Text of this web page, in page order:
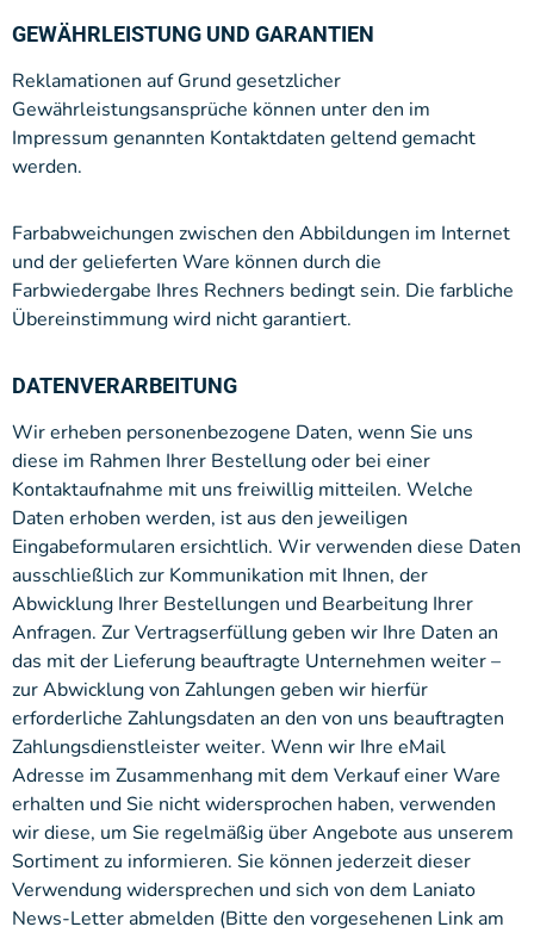
GEWÄHRLEISTUNG UND GARANTIEN
Reklamationen auf Grund gesetzlicher
Gewährleistungsansprüche können unter den im
Impressum genannten Kontaktdaten geltend gemacht
werden.
Farbabweichungen zwischen den Abbildungen im Internet
und der gelieferten Ware können durch die
Farbwiedergabe Ihres Rechners bedingt sein. Die farbliche
Übereinstimmung wird nicht garantiert.
DATENVERARBEITUNG
Wir erheben personenbezogene Daten, wenn Sie uns
diese im Rahmen Ihrer Bestellung oder bei einer
Kontaktaufnahme mit uns freiwillig mitteilen. Welche
Daten erhoben werden, ist aus den jeweiligen
Eingabeformularen ersichtlich. Wir verwenden diese Daten
ausschließlich zur Kommunikation mit Ihnen, der
Abwicklung Ihrer Bestellungen und Bearbeitung Ihrer
Anfragen. Zur Vertragserfüllung geben wir Ihre Daten an
das mit der Lieferung beauftragte Unternehmen weiter –
zur Abwicklung von Zahlungen geben wir hierfür
erforderliche Zahlungsdaten an den von uns beauftragten
Zahlungsdienstleister weiter. Wenn wir Ihre eMail
Adresse im Zusammenhang mit dem Verkauf einer Ware
erhalten und Sie nicht widersprochen haben, verwenden
wir diese, um Sie regelmäßig über Angebote aus unserem
Sortiment zu informieren. Sie können jederzeit dieser
Verwendung widersprechen und sich von dem Laniato
News-Letter abmelden (Bitte den vorgesehenen Link am